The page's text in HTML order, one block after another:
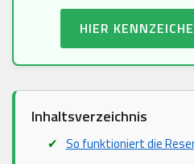
HIER
Inhaltsverzeichnis
So funktioniert die